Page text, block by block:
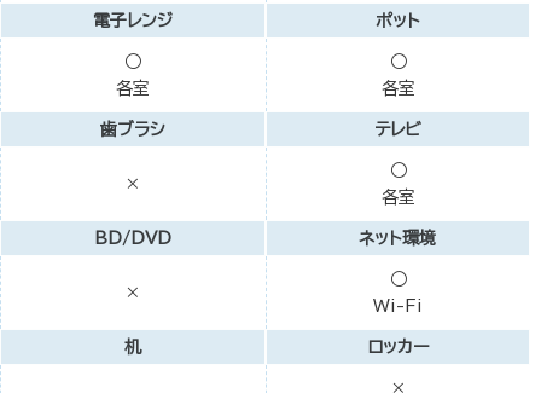
電子レンジ
○
各室
ポット
○
各室
歯ブラシ
×
テレビ
○
各室
BD/DVD
×
ネット環境
○
Wi-Fi
机 ロッカー
×